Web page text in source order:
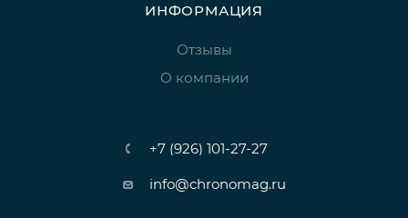
ИНФОРМАЦИЯ
Отзывы
О компании
+7 (926) 101-27-27
info@chronomag.ru